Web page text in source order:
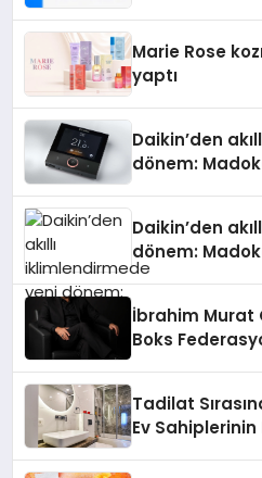
Marie Rose
yaptı
Daikin’den
dönem:
Daikin’den
dönem:
İbrahim Murat
Boks
Tadilat
Ev